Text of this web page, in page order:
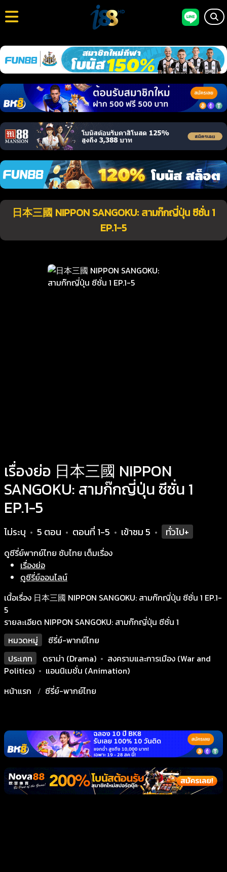
日本三國 NIPPON SANGOKU: สามก๊กญี่ปุ่น ซีซั่น 1
EP.1-5
เรื่องย่อ 日本三國 NIPPON
SANGOKU: สามก๊กญี่ปุ่น ซีซั่น 1
EP.1-5
ไม่ระบุ • 5 ตอน • ตอนที่ 1-5 • เข้าชม 5 • ทั่วไป+
ดูซีรี่ย์พากย์ไทย ซับไทย เต็มเรื่อง
เรื่องย่อ
ดูซีรี่ย์ออนไลน์
เนื้อเรื่อง 日本三國 NIPPON SANGOKU: สามก๊กญี่ปุ่น ซีซั่น 1 EP.1-
5
รายละเอียด NIPPON SANGOKU: สามก๊กญี่ปุ่น ซีซั่น 1
หมวดหมู่
ซีรี่ย์-พากย์ไทย
ประเภท
ดราม่า (Drama) • สงครามและการเมือง (War and
Politics) • แอนนิเมชั่น (Animation)
หน้าแรก
ซีรี่ย์-พากย์ไทย